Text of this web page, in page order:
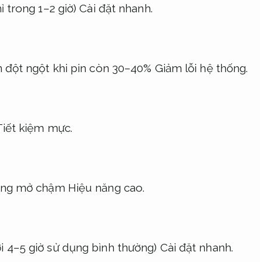
trong 1–2 giờ)Cài đặt nhanh.
ngột khi pin còn 30–40% Giảm lỗi hệ thống.
kiệm mực.
mở chậm Hiệu năng cao.
4–5 giờ sử dụng bình thường) Cài đặt nhanh.